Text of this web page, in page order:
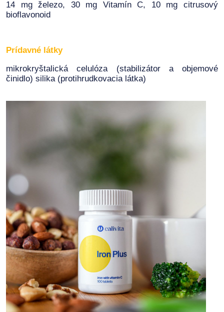
14 mg železo, 30 mg Vitamín C, 10 mg citrusový
bioflavonoid
Prídavné látky
mikrokryštalická celulóza (stabilizátor a objemové
činidlo) silika (protihrudkovacia látka)